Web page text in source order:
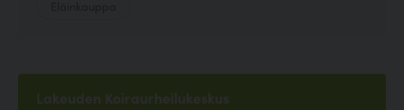
Lakeuden Koiraurheilukeskus